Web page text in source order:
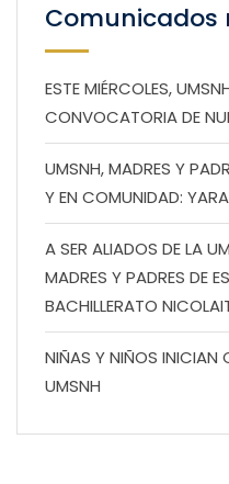
Comunicados
ESTE MIÉRCOLES,
CONVOCATORIA DE
UMSNH, MADRES Y
Y EN COMUNIDAD:
A SER ALIADOS DE LA
MADRES Y PADRES DE
BACHILLERATO
NIÑAS Y NIÑOS INICIAN
UMSNH